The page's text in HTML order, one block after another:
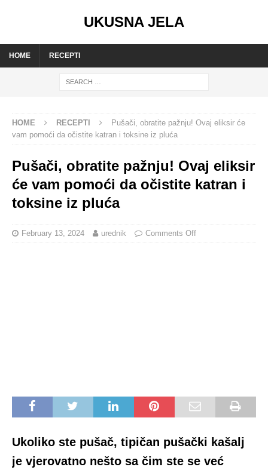
UKUSNA JELA
HOME RECEPTI
HOME RECEPTI
Pušači, obratite pažnju! Ovaj eliksir će
vam pomoći da očistite katran i toksine iz pluća
Pušači, obratite pažnju! Ovaj eliksir
će vam pomoći da očistite katran i
toksine iz pluća
February 13, 2024 urednik Comments Off
Ukoliko ste pušač, tipičan pušački kašalj
je vjerovatno nešto sa čim ste se već